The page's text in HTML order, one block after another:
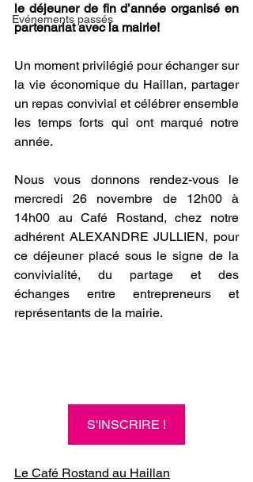
Evénements passés
le déjeuner de fin d’année organisé en
partenariat avec la mairie!
Un moment privilégié pour échanger sur
la vie économique du Haillan, partager
un repas convivial et célébrer ensemble
les temps forts qui ont marqué notre
année.
Nous vous donnons rendez-vous le
mercredi 26 novembre de 12h00 à
14h00 au Café Rostand, chez notre
adhérent ALEXANDRE JULLIEN, pour
ce déjeuner placé sous le signe de la
convivialité, du partage et des
échanges entre entrepreneurs et
représentants de la mairie.
S'INSCRIRE !
Le Café Rostand au Haillan